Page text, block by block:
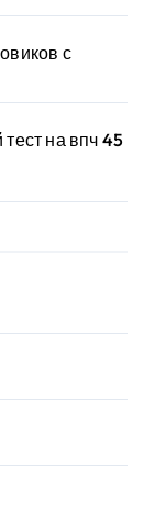
с
на впч 45